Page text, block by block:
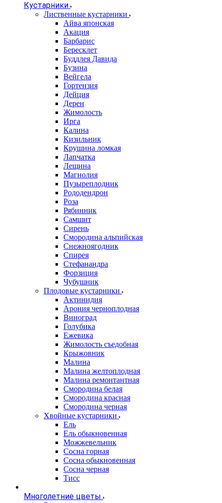
Кустарники
Лиственные кустарники
Айва японская
Акация
Барбарис
Бересклет
Буддлея Давида
Бузина
Вейгела
Гортензия
Дейция
Дерен
Жимолость
Ирга
Калина
Кизильник
Крушина ломкая
Лапчатка
Лещина
Магнолия
Пузыреплодник
Рододендрон
Роза
Рябинник
Самшит
Сирень
Смородина альпийская
Снежноягодник
Спирея
Стефанандра
Форзиция
Чубушник
Плодовые кустарники
Актинидия
Арония черноплодная
Виноград
Голубика
Ежевика
Жимолость съедобная
Крыжовник
Малина
Малина желтоплодная
Малина ремонтантная
Смородина белая
Смородина красная
Смородина черная
Хвойные кустарники
Ель
Ель обыкновенная
Можжевельник
Сосна горная
Сосна обыкновенная
Сосна черная
Тисс
Многолетние цветы